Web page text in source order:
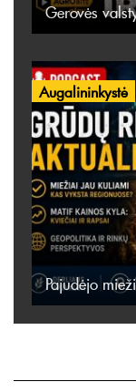
Gerovės
Augalininkystė
Pajudėjo